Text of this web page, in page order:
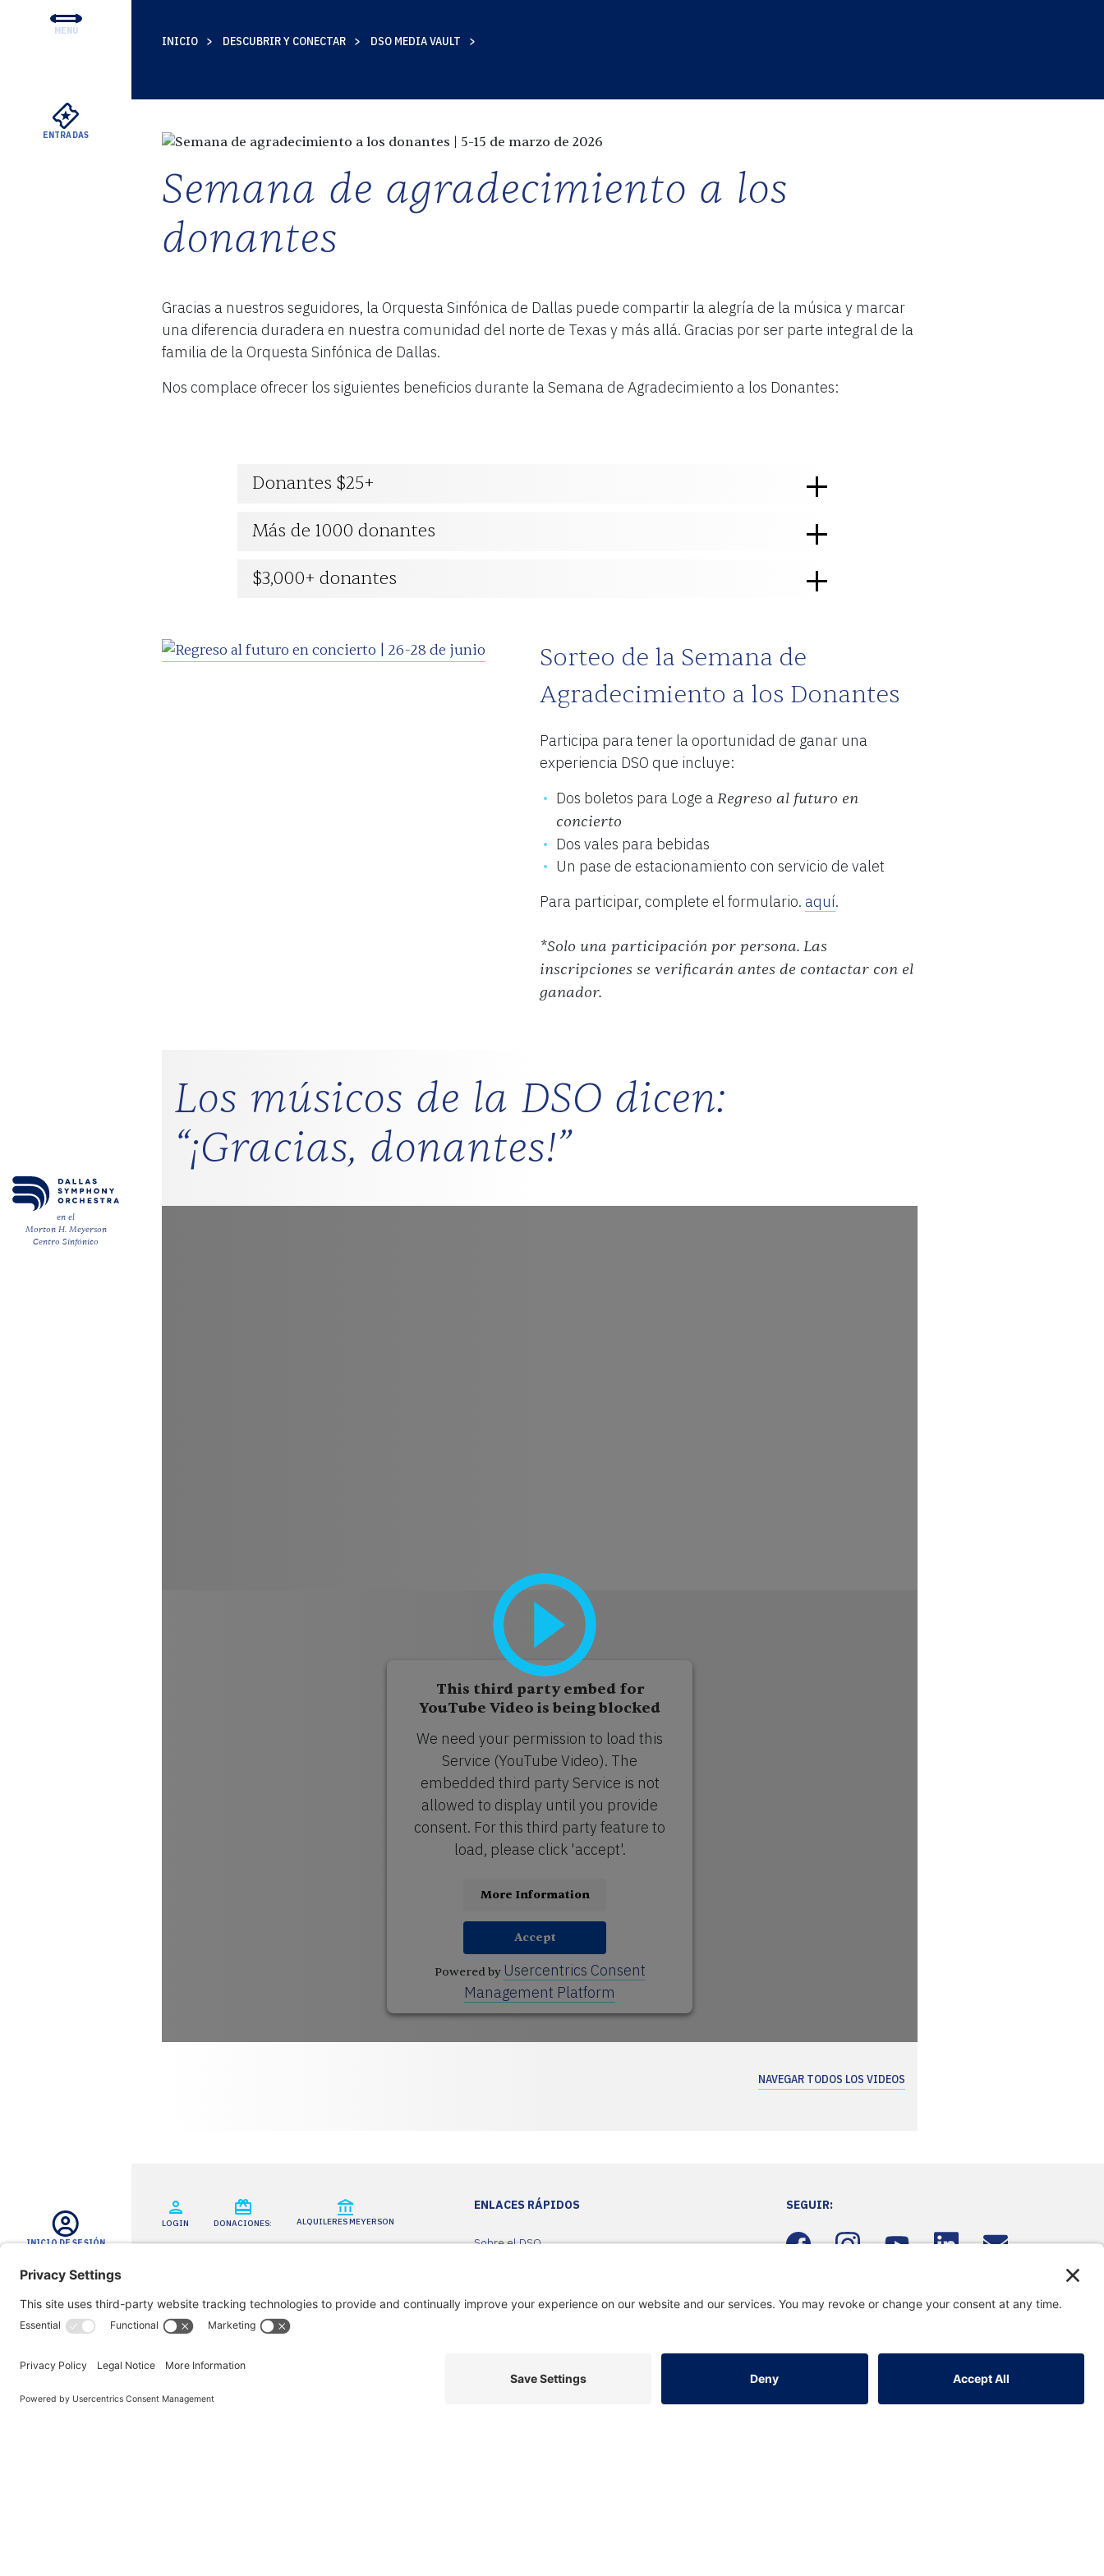
MENÚ
ENTRADAS
en el
Morton H. Meyerson
Centro Sinfónico
INICIO DE SESIÓN
APOYO
CONCIERTOS Y ENTRADAS
SOBRE EL DSO
ALQUILERES MEYERSON
VER
INICIO DESCUBRIR Y CONECTAR DSO MEDIA VAULT
Semana de agradecimiento a los
donantes
Gracias a nuestros seguidores, la Orquesta Sinfónica de Dallas puede compartir la alegría de la música y marcar
una diferencia duradera en nuestra comunidad del norte de Texas y más allá. Gracias por ser parte integral de la
familia de la Orquesta Sinfónica de Dallas.
Nos complace ofrecer los siguientes beneficios durante la Semana de Agradecimiento a los Donantes:
Donantes $25+
Más de 1000 donantes
$3,000+ donantes
Sorteo de la Semana de
Agradecimiento a los Donantes
Participa para tener la oportunidad de ganar una
experiencia DSO que incluye:
Dos boletos para Loge aRegreso al futuro en
concierto
Dos vales para bebidas
Un pase de estacionamiento con servicio de valet
Para participar, complete el formulario. aquí.
*Solo una participación por persona. Las
inscripciones se verificarán antes de contactar con el
ganador.
Los músicos de la DSO dicen:
“¡Gracias, donantes!”
This third party embed for
YouTube Video is being blocked
We need your permission to load this
Service (YouTube Video). The
embedded third party Service is not
allowed to display until you provide
consent. For this third party feature to
load, please click 'accept'.
More Information
Accept
Powered by Usercentrics Consent
Management Platform
NAVEGAR TODOS LOS VIDEOS
LOGIN DONACIONES: ALQUILERES MEYERSON
214.849.4376
El Centro Sinfónico Morton H. Meyerson
ENLACES RÁPIDOS
Sobre el DSO
Sala de prensa
SEGUIR: